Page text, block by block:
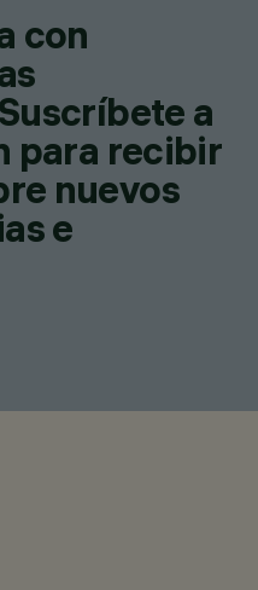
con
a
para recibir
nuevos
e